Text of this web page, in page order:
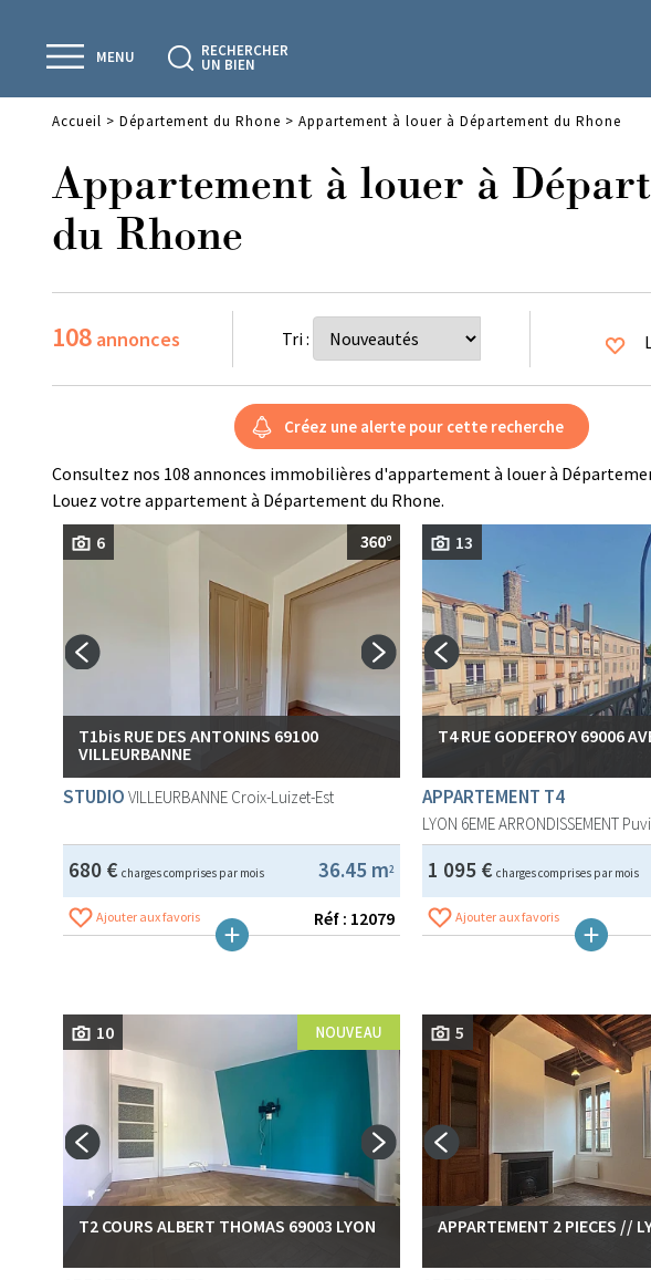
RECHERCHER
UN BIEN
MENU
Accueil > Département du Rhone > Appartement à louer à Département du Rhone
Appartement à louer à
du Rhone
108 annonces Tri :
Consultez nos 108 annonces immobilières d'appartement à louer à
Louez votre appartement à Département du Rhone.
6
T1bis RUE DES ANTONINS 69100
VILLEURBANNE
STUDIO VILLEURBANNE Croix-Luizet-Est
36.45 m2
680 € charges comprises par mois
Ajouter aux favoris Réf : 12079
13
T4 RUE GODEFROY 69006
APPARTEMENT T4
LYON 6EME ARRONDISSEMENT
1 095 € charges comprises par mois
Ajouter aux favoris
10
T2 COURS ALBERT THOMAS 69003 LYON
5
APPARTEMENT 2 PIECES //